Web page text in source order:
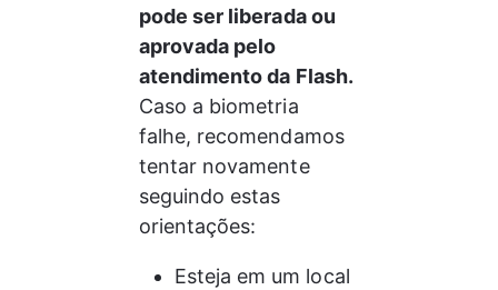
pode ser liberada ou
aprovada pelo
atendimento da Flash.
Caso a biometria
falhe, recomendamos
tentar novamente
seguindo estas
orientações:
Esteja em um local